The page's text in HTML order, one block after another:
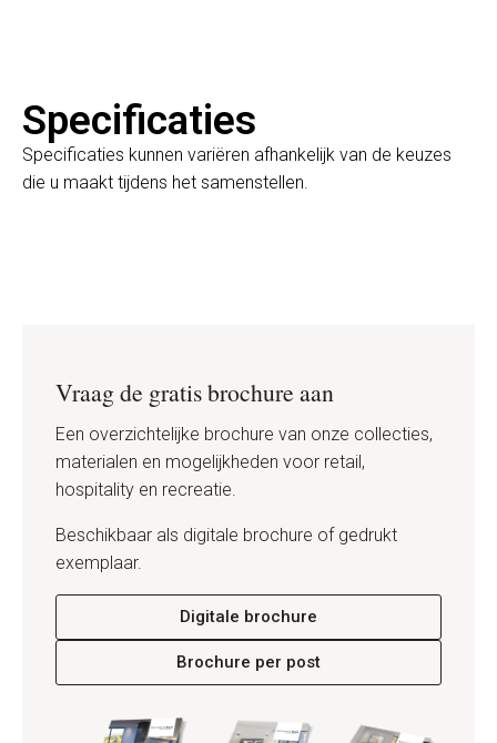
Specificaties
Specificaties kunnen variëren afhankelijk van de keuzes
die u maakt tijdens het samenstellen.
Vraag de gratis brochure aan
Een overzichtelijke brochure van onze collecties,
materialen en mogelijkheden voor retail,
hospitality en recreatie.
Beschikbaar als digitale brochure of gedrukt
exemplaar.
Digitale brochure
Brochure per post